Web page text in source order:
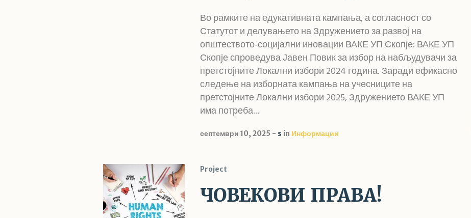
Во рамките на едукативната кампања, а согласност со
Статутот и делувањето на Здружението за развој на
општеството-социјални иновации ВАКЕ УП Скопје: ВАКЕ УП
Скопје спроведува Јавен Повик за избор на набљудувачи за
претстојните Локални избори 2024 година. Заради ефикасно
следење на изборната кампања на учесниците на
претстојните Локални избори 2025, Здружението ВАКЕ УП
има потреба...
септември 10, 2025 s in Информации
Project
ЧОВЕКОВИ ПРАВА!